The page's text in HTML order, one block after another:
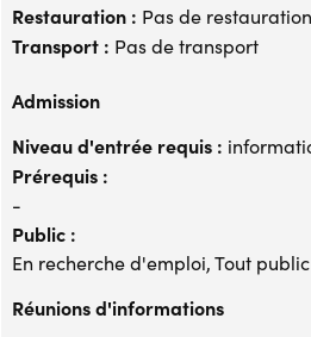
Restauration : Pas de restauration
Transport : Pas de transport
Admission
Niveau d'entrée requis :
Prérequis :
-
Public :
En recherche d'emploi, Tout public
Réunions d'informations